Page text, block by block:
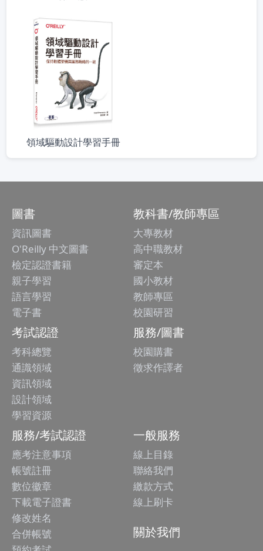
領域驅動設計學習手冊
圖書
資訊圖書
O'Reilly 中文圖書
檢定認證書籍
親子學習
語言學習
電子書
教科書/教師專區
大專教材
高中職教材
審定本
國小教材
教師專區
校園研習
考試認證
考科總覽
通識領域
資訊領域
設計領域
學習資源
服務/圖書
校園購書
徵求作譯者
服務/考試認證
應考注意事項
帳號註冊
數位徽章
下載電子證書
修改姓名
合併帳號
一般服務
線上目錄
聯絡我們
繳款方式
線上刷卡
關於我們